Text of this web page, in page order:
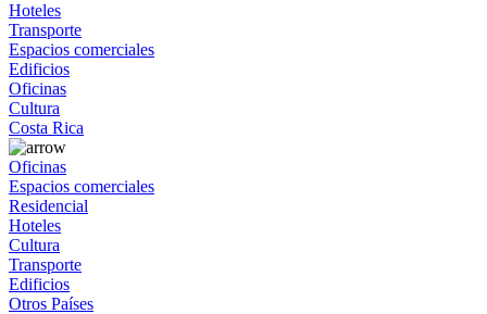
Hoteles
Transporte
Espacios comerciales
Edificios
Oficinas
Cultura
Costa Rica
Oficinas
Espacios comerciales
Residencial
Hoteles
Cultura
Transporte
Edificios
Otros Países